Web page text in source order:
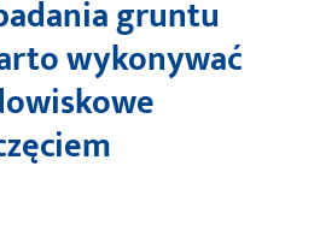
gruntu
wykonywać